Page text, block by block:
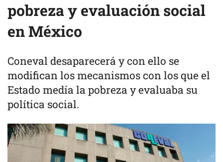
pobreza y evaluación social
en México
Coneval desaparecerá y con ello se
modifican los mecanismos con los que el
Estado medía la pobreza y evaluaba su
política social.